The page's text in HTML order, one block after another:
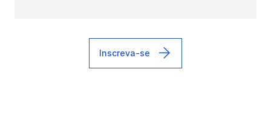
Inscreva-se